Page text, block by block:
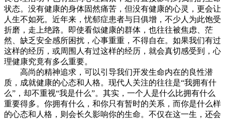
状态。没有健康的身体固然痛苦，但没有健康的心灵，更会让
人生不如死。近年来，忧郁症患者与日俱增，不少人为此饱受
折磨，走上绝路。即使看似健康的群体，也往往被焦虑、茫
然、缺乏安全感所困扰，心事重重，不得自在。如果我们有过
这样的经历，或周围人有过这样的经历，就会真切感受到，心
理健康究竟有多么重要。
高尚的精神追求，可以引导我们开发生命内在的良性潜
质，成就健康的心态和人格。现代人关注的往往是“我拥有什
么”，却不重视“我是什么”。其实，一个人是什么比拥有什么
重要得多。你拥有什么，和你只有暂时的关系，而你是什么样
的心态和人格，则会长久影响你的生命。不仅在这一生，还会